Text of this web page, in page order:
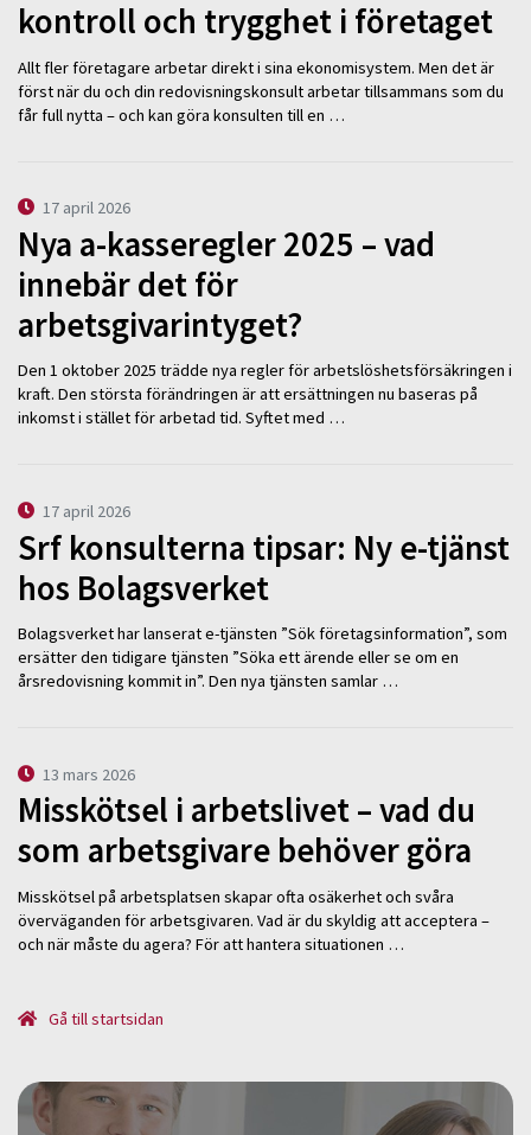
kontroll och trygghet i företaget
Allt fler företagare arbetar direkt i sina ekonomisystem. Men det är
först när du och din redovisningskonsult arbetar tillsammans som du
får full nytta – och kan göra konsulten till en …
17 april 2026
Nya a-kasseregler 2025 – vad
innebär det för
arbetsgivarintyget?
Den 1 oktober 2025 trädde nya regler för arbetslöshetsförsäkringen i
kraft. Den största förändringen är att ersättningen nu baseras på
inkomst i stället för arbetad tid. Syftet med …
17 april 2026
Srf konsulterna tipsar: Ny e-tjänst
hos Bolagsverket
Bolagsverket har lanserat e-tjänsten ”Sök företagsinformation”, som
ersätter den tidigare tjänsten ”Söka ett ärende eller se om en
årsredovisning kommit in”. Den nya tjänsten samlar …
13 mars 2026
Misskötsel i arbetslivet – vad du
som arbetsgivare behöver göra
Misskötsel på arbetsplatsen skapar ofta osäkerhet och svåra
överväganden för arbetsgivaren. Vad är du skyldig att acceptera –
och när måste du agera? För att hantera situationen …
Gå till startsidan